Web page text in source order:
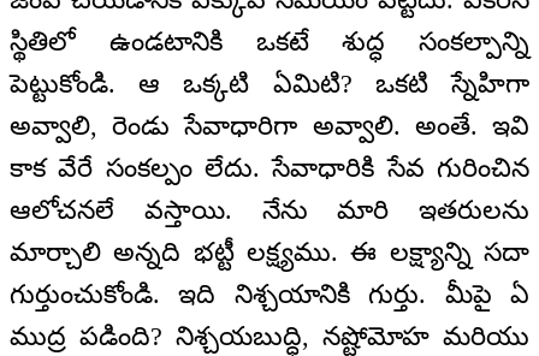
స్థితిలో ఉండటానికి ఒకటే శుద్ధ సంకల్పాన్ని
పెట్టుకోండి. ఆ ఒక్కటి ఏమిటి? ఒకటి స్నేహిగా
అవ్వాలి, రెండు సేవాధారిగా అవ్వాలి. అంతే. ఇవి
కాక వేరే సంకల్పం లేదు. సేవాధారికి సేవ గురించిన
ఆలోచనలే వస్తాయి. నేను మారి ఇతరులను
మార్చాలి అన్నది భట్టీ లక్ష్యము. ఈ లక్ష్యాన్ని సదా
గుర్తుంచుకోండి. ఇది నిశ్చయానికి గుర్తు. మీపై ఏ
ముద్ర పడింది? నిశ్చయబుద్ధి, నష్టోమోహ మరియు